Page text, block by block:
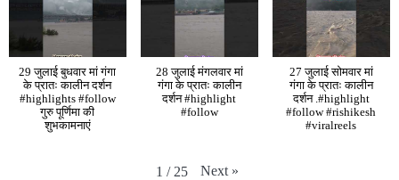
29 जुलाई बुधवार मां गंगा
के प्रातः कालीन दर्शन
#highlights #follow
गुरु पूर्णिमा की
शुभकामनाएं
28 जुलाई मंगलवार मां
गंगा के प्रातः कालीन
दर्शन #highlight
#follow
27 जुलाई सोमवार मां
गंगा के प्रातः कालीन
दर्शन .#highlight
#follow #rishikesh
#viralreels
1 / 25 Next »